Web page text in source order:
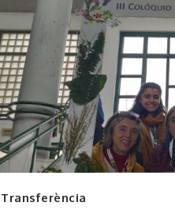
Transferència